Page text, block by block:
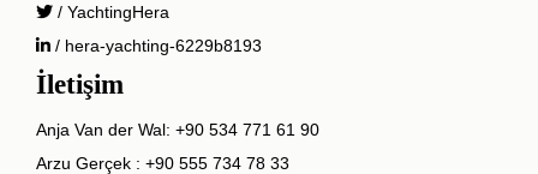
/ YachtingHera
/ hera-yachting-6229b8193
İletişim
Anja Van der Wal: +90 534 771 61 90
Arzu Gerçek : +90 555 734 78 33